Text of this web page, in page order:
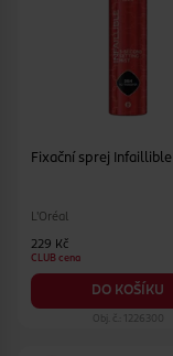
Fixační sprej Infaillible
L'Oréal
229 Kč
CLUB cena
DO KOŠÍKU
Obj. č.: 1226300